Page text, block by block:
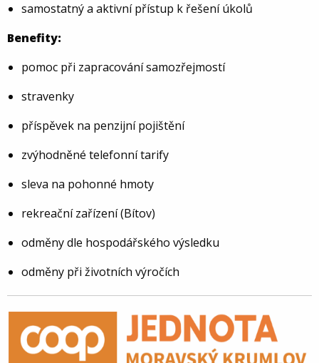
samostatný a aktivní přístup k řešení úkolů
Benefity:
pomoc při zapracování samozřejmostí
stravenky
příspěvek na penzijní pojištění
zvýhodněné telefonní tarify
sleva na pohonné hmoty
rekreační zařízení (Bítov)
odměny dle hospodářského výsledku
odměny při životních výročích